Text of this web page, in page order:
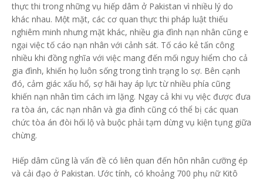
thực thi trong những vụ hiếp dâm ở Pakistan vì nhiều lý do
khác nhau. Một mặt, các cơ quan thực thi pháp luật thiếu
nghiêm minh nhưng mặt khác, nhiều gia đình nạn nhân cũng e
ngại việc tố cáo nạn nhân với cảnh sát. Tố cáo kẻ tấn công
nhiều khi đồng nghĩa với việc mang đến mối nguy hiểm cho cả
gia đình, khiến họ luôn sống trong tình trạng lo sợ. Bên cạnh
đó, cảm giác xấu hổ, sợ hãi hay áp lực từ nhiều phía cũng
khiến nạn nhân tìm cách im lặng. Ngay cả khi vụ việc được đưa
ra tòa án, các nạn nhân và gia đình cũng có thể bị các quan
chức tòa án đòi hối lộ và buộc phải tạm dừng vụ kiện tụng giữa
chừng.
Hiếp dâm cũng là vấn đề có liên quan đến hôn nhân cưỡng ép
và cải đạo ở Pakistan. Ước tính, có khoảng 700 phụ nữ Kitô